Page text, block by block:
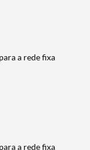
a rede fixa
a rede fixa